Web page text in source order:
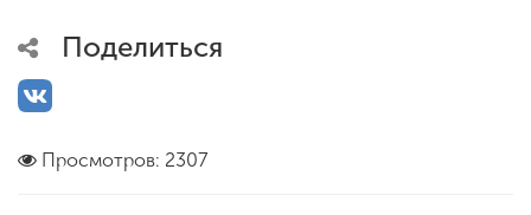
Поделиться
Просмотров: 2307